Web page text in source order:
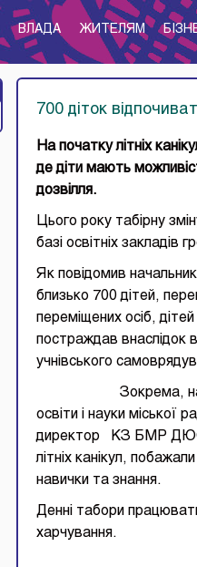
ВЛАДА ЖИТЕЛЯМ
700 діток
На початку літніх
де діти мають
дозвілля.
Цього року табірну
базі освітніх закладів
Як повідомив
близько 700 дітей,
переміщених осіб,
постраждав внаслідок
учнівського
Зокрема, на
освіти і науки
директор КЗ БМР ДЮСШ
літніх канікул,
навички та знання.
Денні табори
харчування.